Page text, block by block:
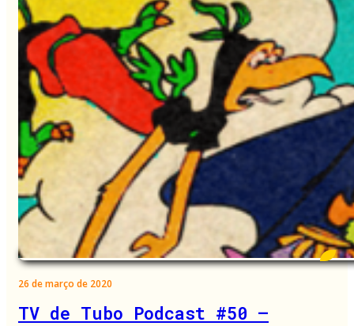
26 de março de 2020
TV de Tubo Podcast #50 –